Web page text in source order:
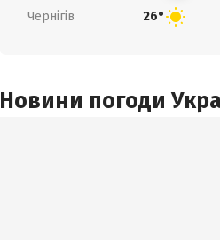
Чернігів 26°
Новини погоди